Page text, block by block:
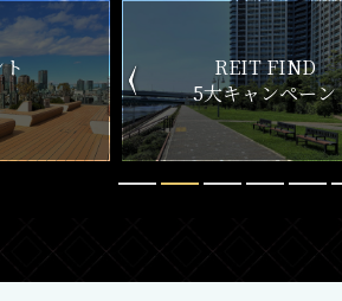
ン
リアルタイム
更新一覧チェック